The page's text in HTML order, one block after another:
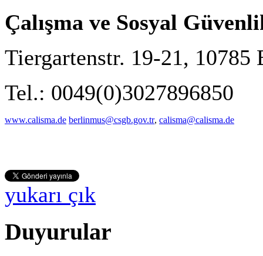
Çalışma ve Sosyal
Tiergartenstr. 19-21, 10785
Tel.: 0049(0)3027896850
www.calisma.de berlinmus@csgb.gov.tr, calisma@calisma.de
yukarı çık
Duyurular